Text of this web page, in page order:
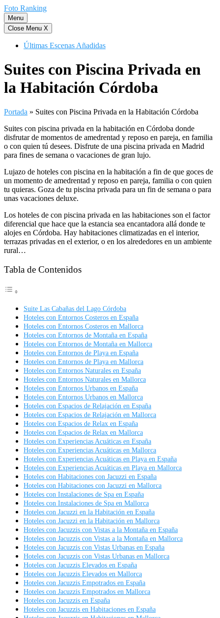
Saltar
al
contenido
Foto Ranking
Menu
Close Menu X
Últimas Escenas Añadidas
Suites con Piscina Privada en
la Habitación Córdoba
Portada » Suites con Piscina Privada en la Habitación Córdoba
Suites con piscina privada en la habitación en Córdoba donde
disfrutar de momentos de amedrentad y reposo en pareja, en familia
o con quien tú desees. Disfrute de una piscina privada en Madrid
para fines de semana o vacaciones de gran lujo.
Lujazo de hoteles con piscina en la habitación a fin de que goces de
un momento de amedrentad y reposo en pareja, familia o con quien
tu quieras. Goza de tu piscina privada para un fin de semana o para
unas vacaciones deluxe.
Los hoteles de con piscina privada en las habitaciones son el factor
diferencial que hace que la estancia sea encantadora allá donde te
alojes en Córdoba. Hay habitaciones climatizadas en el interior,
terrazas privadas en el exterior, o en los alrededores en un ambiente
rural…
Tabla de Contenidos
Suite Las Cabañas del Lago Córdoba
Hoteles con Entornos Costeros en España
Hoteles con Entornos Costeros en Mallorca
Hoteles con Entornos de Montaña en España
Hoteles con Entornos de Montaña en Mallorca
Hoteles con Entornos de Playa en España
Hoteles con Entornos de Playa en Mallorca
Hoteles con Entornos Naturales en España
Hoteles con Entornos Naturales en Mallorca
Hoteles con Entornos Urbanos en España
Hoteles con Entornos Urbanos en Mallorca
Hoteles con Espacios de Relajación en España
Hoteles con Espacios de Relajación en Mallorca
Hoteles con Espacios de Relax en España
Hoteles con Espacios de Relax en Mallorca
Hoteles con Experiencias Acuáticas en España
Hoteles con Experiencias Acuáticas en Mallorca
Hoteles con Experiencias Acuáticas en Playa en España
Hoteles con Experiencias Acuáticas en Playa en Mallorca
Hoteles con Habitaciones con Jacuzzi en España
Hoteles con Habitaciones con Jacuzzi en Mallorca
Hoteles con Instalaciones de Spa en España
Hoteles con Instalaciones de Spa en Mallorca
Hoteles con Jacuzzi en la Habitación en España
Hoteles con Jacuzzi en la Habitación en Mallorca
Hoteles con Jacuzzis con Vistas a la Montaña en España
Hoteles con Jacuzzis con Vistas a la Montaña en Mallorca
Hoteles con Jacuzzis con Vistas Urbanas en España
Hoteles con Jacuzzis con Vistas Urbanas en Mallorca
Hoteles con Jacuzzis Elevados en España
Hoteles con Jacuzzis Elevados en Mallorca
Hoteles con Jacuzzis Empotrados en España
Hoteles con Jacuzzis Empotrados en Mallorca
Hoteles con Jacuzzis en España
Hoteles con Jacuzzis en Habitaciones en España